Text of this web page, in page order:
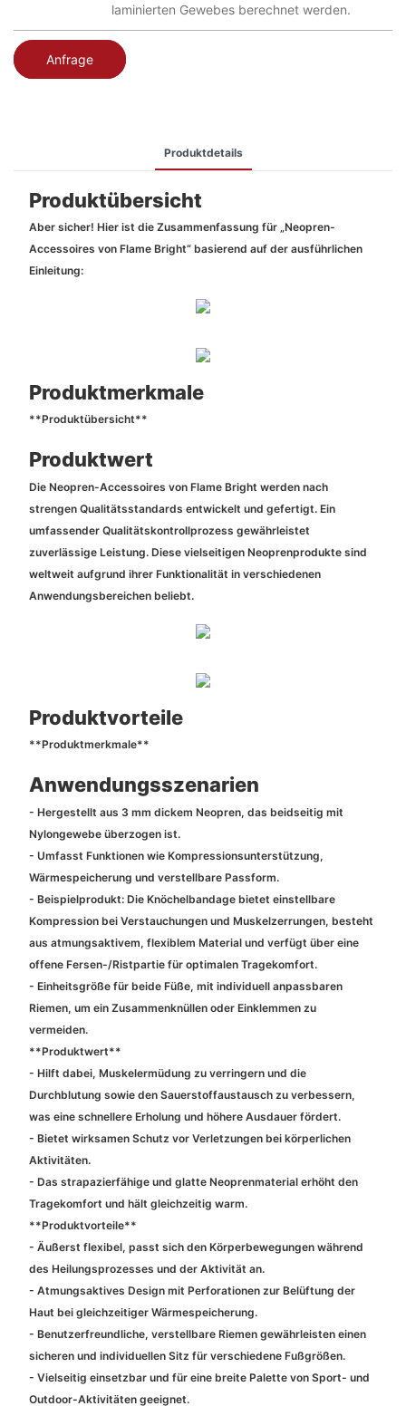
laminierten Gewebes berechnet werden.
Anfrage
Produktdetails
Produktübersicht
Aber sicher! Hier ist die Zusammenfassung für „Neopren-
Accessoires von Flame Bright“ basierend auf der ausführlichen
Einleitung:
Produktmerkmale
**Produktübersicht**
Produktwert
Die Neopren-Accessoires von Flame Bright werden nach
strengen Qualitätsstandards entwickelt und gefertigt. Ein
umfassender Qualitätskontrollprozess gewährleistet
zuverlässige Leistung. Diese vielseitigen Neoprenprodukte sind
weltweit aufgrund ihrer Funktionalität in verschiedenen
Anwendungsbereichen beliebt.
Produktvorteile
**Produktmerkmale**
Anwendungsszenarien
- Hergestellt aus 3 mm dickem Neopren, das beidseitig mit
Nylongewebe überzogen ist.
- Umfasst Funktionen wie Kompressionsunterstützung,
Wärmespeicherung und verstellbare Passform.
- Beispielprodukt: Die Knöchelbandage bietet einstellbare
Kompression bei Verstauchungen und Muskelzerrungen, besteht
aus atmungsaktivem, flexiblem Material und verfügt über eine
offene Fersen-/Ristpartie für optimalen Tragekomfort.
- Einheitsgröße für beide Füße, mit individuell anpassbaren
Riemen, um ein Zusammenknüllen oder Einklemmen zu
vermeiden.
**Produktwert**
- Hilft dabei, Muskelermüdung zu verringern und die
Durchblutung sowie den Sauerstoffaustausch zu verbessern,
was eine schnellere Erholung und höhere Ausdauer fördert.
- Bietet wirksamen Schutz vor Verletzungen bei körperlichen
Aktivitäten.
- Das strapazierfähige und glatte Neoprenmaterial erhöht den
Tragekomfort und hält gleichzeitig warm.
**Produktvorteile**
- Äußerst flexibel, passt sich den Körperbewegungen während
des Heilungsprozesses und der Aktivität an.
- Atmungsaktives Design mit Perforationen zur Belüftung der
Haut bei gleichzeitiger Wärmespeicherung.
- Benutzerfreundliche, verstellbare Riemen gewährleisten einen
sicheren und individuellen Sitz für verschiedene Fußgrößen.
- Vielseitig einsetzbar und für eine breite Palette von Sport- und
Outdoor-Aktivitäten geeignet.